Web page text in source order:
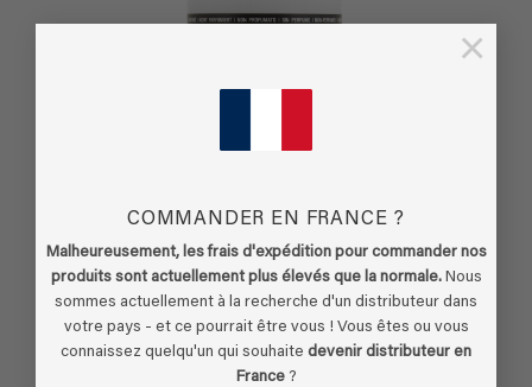
COMMANDER EN FRANCE ?
Malheureusement, les frais d'expédition pour commander nos
produits sont actuellement plus élevés que la normale.Nous
sommes actuellement à la recherche d'un distributeur dans
votre pays - et ce pourrait être vous ! Vous êtes ou vous
connaissez quelqu'un qui souhaite devenir distributeur en
France?
×